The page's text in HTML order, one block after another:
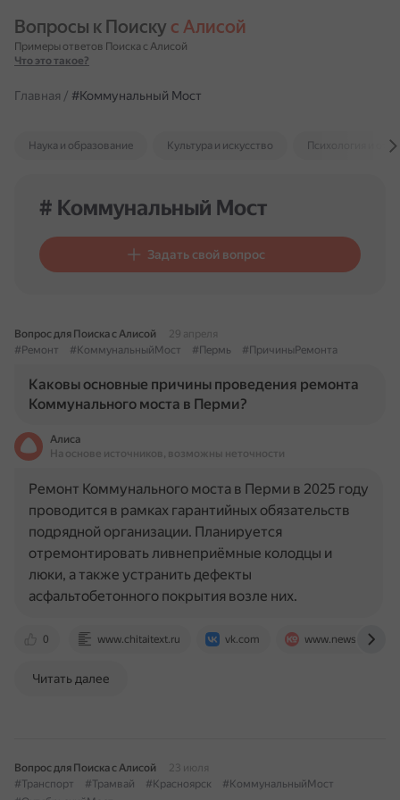
Вопросы к Поиску с Алисой
Примеры ответов Поиска с Алисой
Что это такое?
Главная / #Коммунальный Мост
Наука и образование Культура и искусство Психология и
# Коммунальный Мост
Задать свой вопрос
Вопрос для Поиска с Алисой
29 апреля
#Ремонт
#КоммунальныйМост #Пермь #ПричиныРемонта
Каковы основные причины проведения ремонта
Коммунального моста в Перми?
Алиса
На основе источников, возможны неточности
0 www.chitaitext.ru vk.com www.newsko.ru
Ремонт Коммунального моста в Перми в 2025 году
проводится в рамках гарантийных обязательств
подрядной организации. Планируется
отремонтировать ливнеприёмные колодцы и
люки, а также устранить дефекты
асфальтобетонного покрытия возле них.
Читать далее
Вопрос для Поиска с Алисой
23 июля
#Транспорт
#Трамвай #Красноярск
#КоммунальныйМост